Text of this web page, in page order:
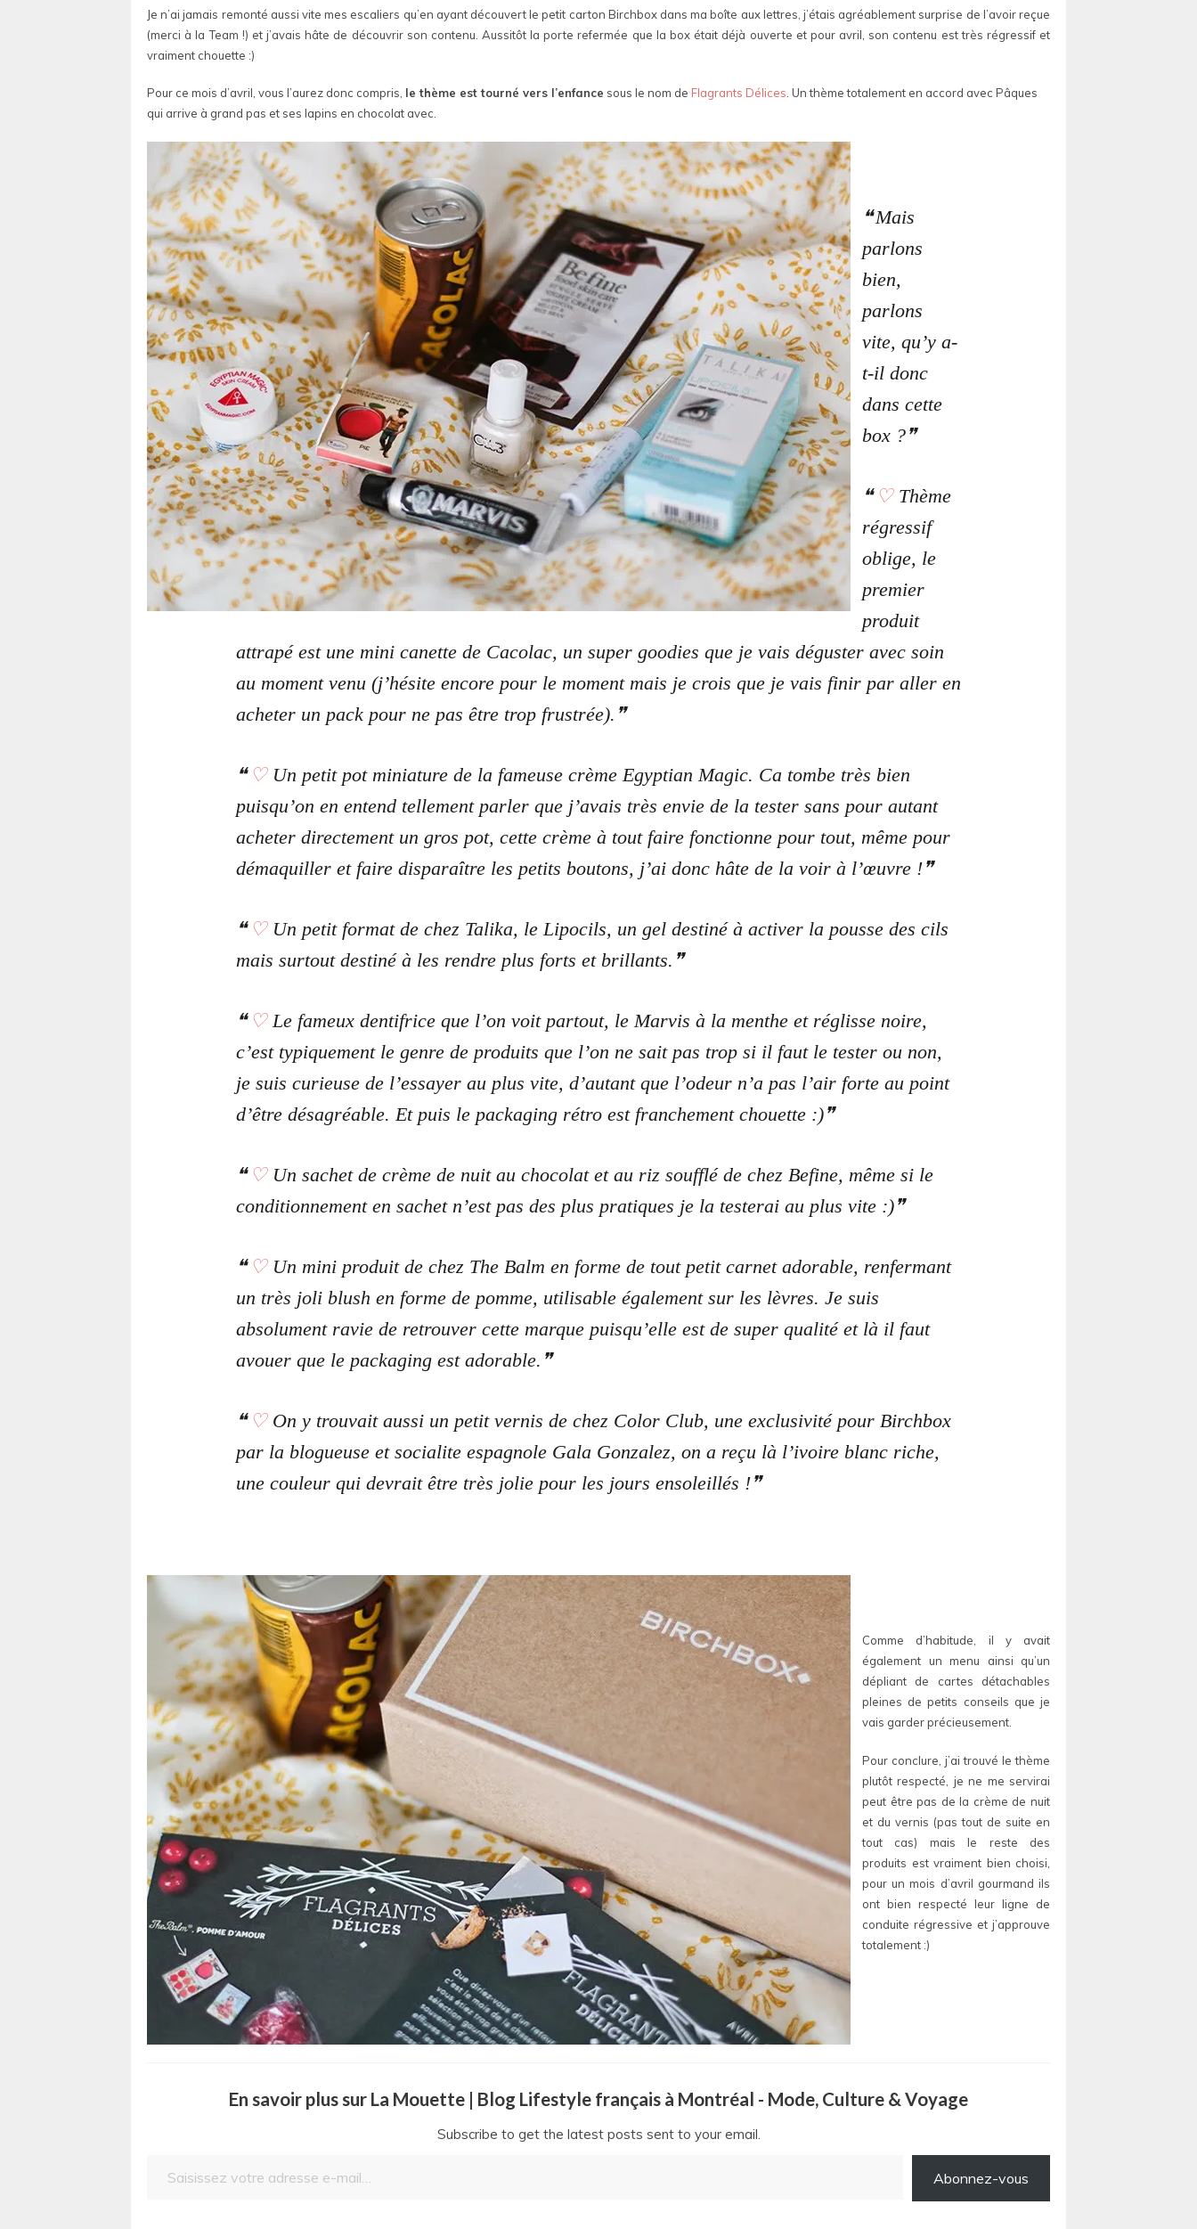
Je n’ai jamais remonté aussi vite mes escaliers qu’en ayant découvert le petit carton Birchbox dans ma boîte aux lettres, j’étais agréablement surprise de l’avoir reçue
(merci à la Team !) et j’avais hâte de découvrir son contenu. Aussitôt la porte refermée que la box était déjà ouverte et pour avril, son contenu est très régressif et
vraiment chouette :)
Pour ce mois d’avril, vous l’aurez donc compris, le thème est tourné vers l’enfance sous le nom de Flagrants Délices. Un thème totalement en accord avec Pâques
qui arrive à grand pas et ses lapins en chocolat avec.
Mais
parlons
bien,
parlons
vite, qu’y a-
t-il donc
dans cette
box ?
♡ Thème
régressif
oblige, le
premier
produit
attrapé est une mini canette de Cacolac, un super goodies que je vais déguster avec soin
au moment venu (j’hésite encore pour le moment mais je crois que je vais finir par aller en
acheter un pack pour ne pas être trop frustrée).
♡ Un petit pot miniature de la fameuse crème Egyptian Magic. Ca tombe très bien
puisqu’on en entend tellement parler que j’avais très envie de la tester sans pour autant
acheter directement un gros pot, cette crème à tout faire fonctionne pour tout, même pour
démaquiller et faire disparaître les petits boutons, j’ai donc hâte de la voir à l’œuvre !
♡ Un petit format de chez Talika, le Lipocils, un gel destiné à activer la pousse des cils
mais surtout destiné à les rendre plus forts et brillants.
♡ Le fameux dentifrice que l’on voit partout, le Marvis à la menthe et réglisse noire,
c’est typiquement le genre de produits que l’on ne sait pas trop si il faut le tester ou non,
je suis curieuse de l’essayer au plus vite, d’autant que l’odeur n’a pas l’air forte au point
d’être désagréable. Et puis le packaging rétro est franchement chouette :)
♡ Un sachet de crème de nuit au chocolat et au riz soufflé de chez Befine, même si le
conditionnement en sachet n’est pas des plus pratiques je la testerai au plus vite :)
♡ Un mini produit de chez The Balm en forme de tout petit carnet adorable, renfermant
un très joli blush en forme de pomme, utilisable également sur les lèvres. Je suis
absolument ravie de retrouver cette marque puisqu’elle est de super qualité et là il faut
avouer que le packaging est adorable.
♡ On y trouvait aussi un petit vernis de chez Color Club, une exclusivité pour Birchbox
par la blogueuse et socialite espagnole Gala Gonzalez, on a reçu là l’ivoire blanc riche,
une couleur qui devrait être très jolie pour les jours ensoleillés !
Comme d’habitude, il y avait
également un menu ainsi qu’un
dépliant de cartes détachables
pleines de petits conseils que je
vais garder précieusement.
Pour conclure, j’ai trouvé le thème
plutôt respecté, je ne me servirai
peut être pas de la crème de nuit
et du vernis (pas tout de suite en
tout cas) mais le reste des
produits est vraiment bien choisi,
pour un mois d’avril gourmand ils
ont bien respecté leur ligne de
conduite régressive et j’approuve
totalement :)
En savoir plus sur La Mouette | Blog Lifestyle français à Montréal - Mode, Culture & Voyage
Subscribe to get the latest posts sent to your email.
Abonnez-vous